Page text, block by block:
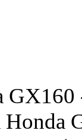
Honda